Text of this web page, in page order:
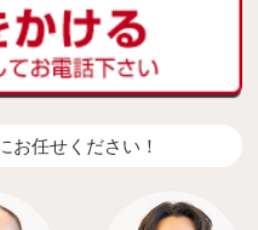
お任せください！